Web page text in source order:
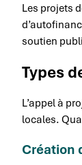
Les projets
soutien
Types
L’appel à
locales.
Création